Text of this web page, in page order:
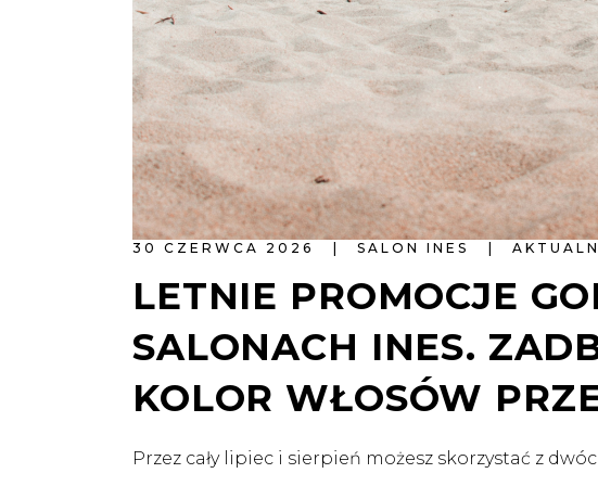
30 CZERWCA 2026 SALON INES
LETNIE PROMOCJE
SALONACH INES.
KOLOR WŁOSÓW
Przez cały lipiec i sierpień możesz skorzystać z